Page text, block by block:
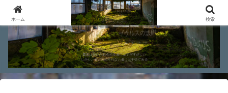
ホーム 検索